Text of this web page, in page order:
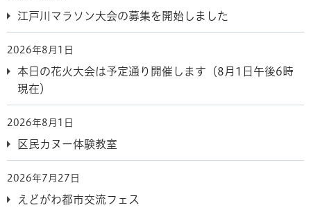
江戸川マラソン大会の募集を開始しました
2026年8月1日
本日の花火大会は予定通り開催します（8月1日午後6時
現在）
2026年8月1日
区民カヌー体験教室
2026年7月27日
えどがわ都市交流フェス